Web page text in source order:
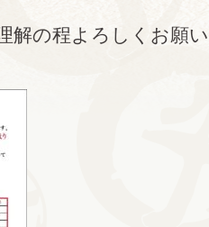
解の程よろしくお願